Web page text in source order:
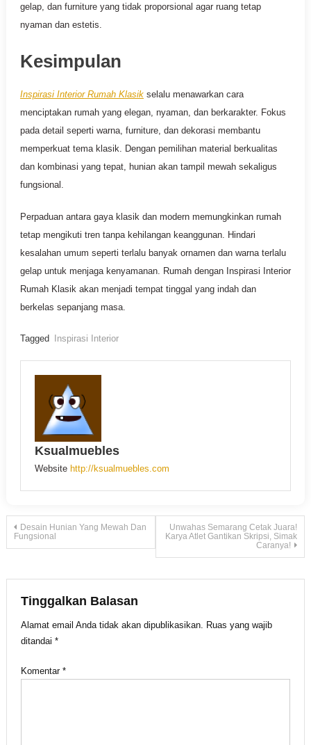
gelap, dan furniture yang tidak proporsional agar ruang tetap
nyaman dan estetis.
Kesimpulan
Inspirasi Interior Rumah Klasikselalu menawarkan cara
menciptakan rumah yang elegan, nyaman, dan berkarakter. Fokus
pada detail seperti warna, furniture, dan dekorasi membantu
memperkuat tema klasik. Dengan pemilihan material berkualitas
dan kombinasi yang tepat, hunian akan tampil mewah sekaligus
fungsional.
Perpaduan antara gaya klasik dan modern memungkinkan rumah
tetap mengikuti tren tanpa kehilangan keanggunan. Hindari
kesalahan umum seperti terlalu banyak ornamen dan warna terlalu
gelap untuk menjaga kenyamanan. Rumah dengan Inspirasi Interior
Rumah Klasik akan menjadi tempat tinggal yang indah dan
berkelas sepanjang masa.
Tagged Inspirasi Interior
Ksualmuebles
Website http://ksualmuebles.com
Navigasi
Desain Hunian Yang Mewah Dan
Fungsional
Unwahas Semarang Cetak Juara!
Karya Atlet Gantikan Skripsi, Simak
Caranya!
Tinggalkan Balasan
Alamat email Anda tidak akan dipublikasikan.
Ruas yang wajib
ditandai *
Komentar *